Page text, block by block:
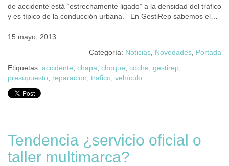
de accidente está “estrechamente ligado” a la densidad del tráfico
y es típico de la conducción urbana. En GestiRep sabemos el…
15 mayo, 2013
Categoría: Noticias Novedades Portada
Etiquetas: accidente chapa choque coche gestirep
presupuesto reparacion trafico vehículo
Tendencia ¿servicio oficial o
taller multimarca?